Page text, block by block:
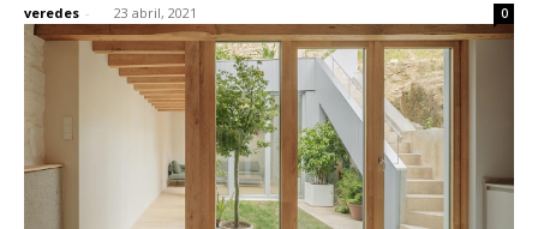
veredes - 23 abril, 2021 0